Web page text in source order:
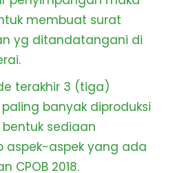
membuat surat
yg ditandatangani di
terakhir 3 (tiga)
banyak diproduksi
sediaan
aspek-aspek yang ada
CPOB 2018.